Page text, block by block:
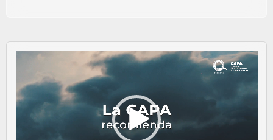
Reproductor
vídeo